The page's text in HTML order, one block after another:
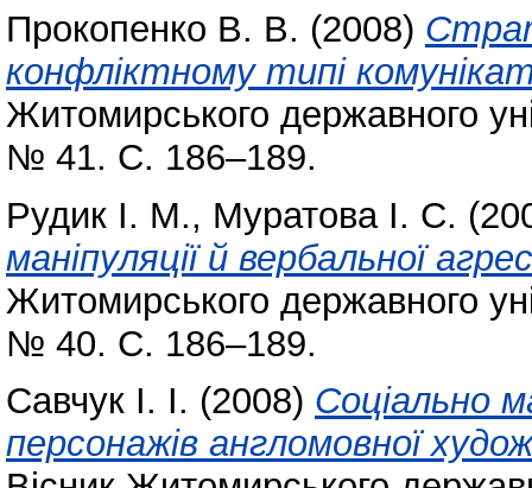
Прокопенко В. В. (2008)
конфліктному типі
Житомирського державного
№ 41. С. 186–189.
Рудик І. М., Муратова І. С.
маніпуляції й вербальної
Житомирського державного
№ 40. С. 186–189.
Савчук І. І. (2008) Соціально
персонажів англомовної